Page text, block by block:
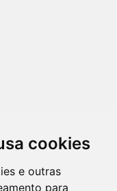
cookies
e outras
para